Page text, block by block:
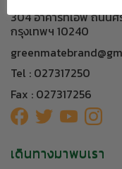
304 อาคารทีเอฟ ถนน
กรุงเทพฯ 10240
Tel : 027317250
Fax : 027317256
เดินทางมาพบเรา